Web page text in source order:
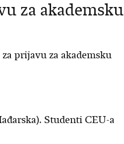
za akademsku
prijavu za akademsku
Studenti CEU-a